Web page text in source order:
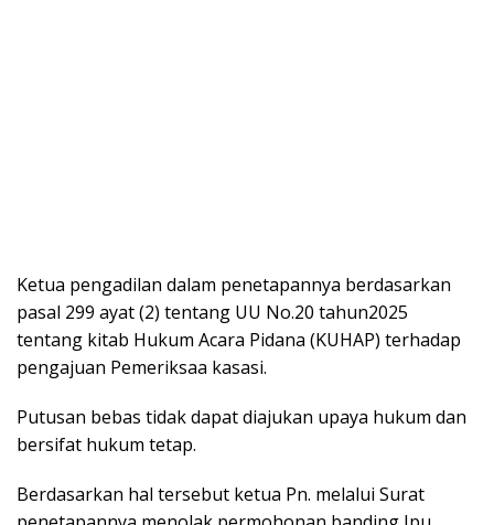
Ketua pengadilan dalam penetapannya berdasarkan
pasal 299 ayat (2) tentang UU No.20 tahun2025
tentang kitab Hukum Acara Pidana (KUHAP) terhadap
pengajuan Pemeriksaa kasasi.
Putusan bebas tidak dapat diajukan upaya hukum dan
bersifat hukum tetap.
Berdasarkan hal tersebut ketua Pn. melalui Surat